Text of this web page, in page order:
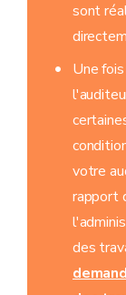
sont
Une
votre
rapport
des